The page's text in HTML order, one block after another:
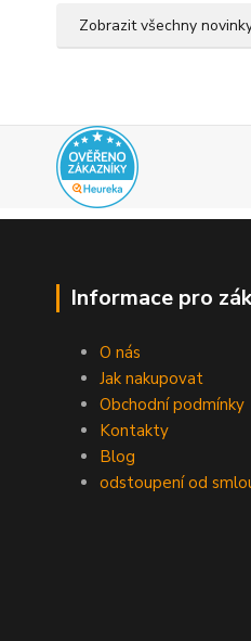
Zobrazit všechny
Informace pro
O nás
Jak nakupovat
Obchodní podmínky
Kontakty
Blog
odstoupení od